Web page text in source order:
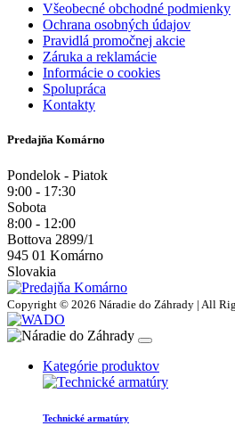
Všeobecné obchodné podmienky
Ochrana osobných údajov
Pravidlá promočnej akcie
Záruka a reklamácie
Informácie o cookies
Spolupráca
Kontakty
Predajňa Komárno
Pondelok - Piatok
9:00 - 17:30
Sobota
8:00 - 12:00
Bottova 2899/1
945 01 Komárno
Slovakia
Copyright © 2026 Náradie do Záhrady | All
Kategórie produktov
Technické armatúry